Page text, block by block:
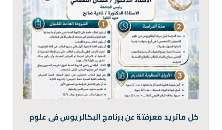
كل ماتريد معرفتة عن برنامج البكالريوس فى علوم